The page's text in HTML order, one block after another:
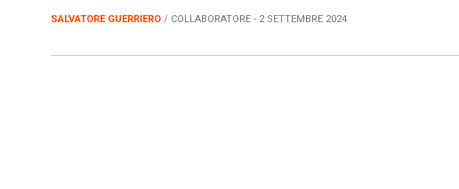
SALVATORE GUERRIERO / COLLABORATORE - 2 SETTEMBRE 2024